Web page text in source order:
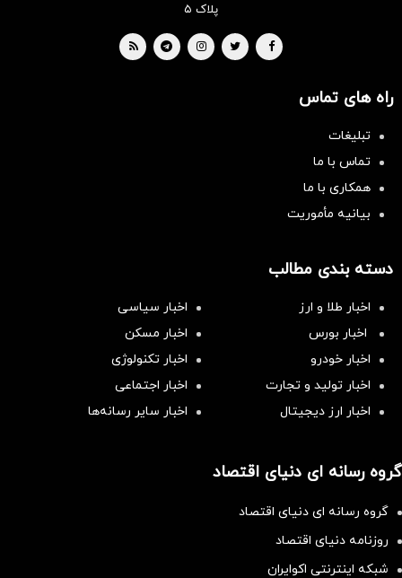
پلاک ۵
راه های تماس
تبلیغات
تماس با ما
همکاری با ما
بیانیه مأموریت
دسته بندی مطالب
اخبار طلا و ارز
اخبار سیاسی
اخبار بورس
اخبار مسکن
اخبار خودرو
اخبار تکنولوژی
اخبار تولید و تجارت
اخبار اجتماعی
اخبار ارز دیجیتال
اخبار سایر رسانه‌‌ها
گروه رسانه ای دنیای اقتصاد
گروه رسانه ای دنیای اقتصاد
روزنامه دنیای اقتصاد
شبکه اینترنتی اکوایران